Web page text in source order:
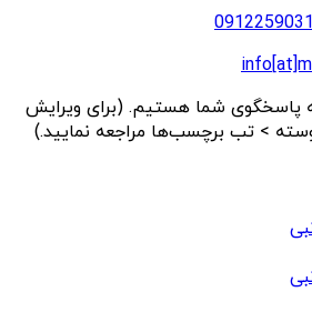
7 روز هفته پاسخگوی شما هستیم. (برای ویرایش
> تب برچسب‌ها مراجعه نمایید.)